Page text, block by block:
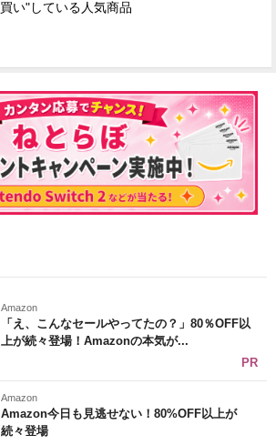
買い"している人気商品
Amazon
「え、こんなセールやってたの？」80％OFF以
上が続々登場！Amazonの本気が...
PR
Amazon
Amazon今日も見逃せない！80%OFF以上が
続々登場